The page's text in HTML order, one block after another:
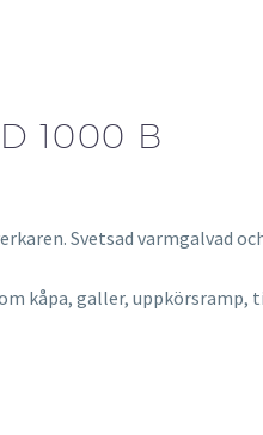
1000 B
Svetsad varmgalvad
kåpa, galler, uppkörsramp,